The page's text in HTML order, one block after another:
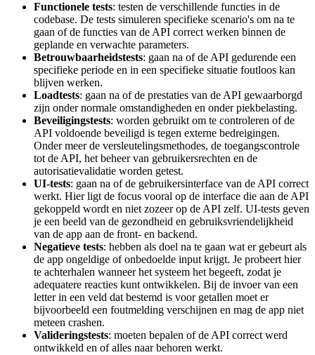
Functionele tests: testen de verschillende functies in de
codebase. De tests simuleren specifieke scenario's om na te
gaan of de functies van de API correct werken binnen de
geplande en verwachte parameters.
Betrouwbaarheidstests: gaan na of de API gedurende een
specifieke periode en in een specifieke situatie foutloos kan
blijven werken.
Loadtests: gaan na of de prestaties van de API gewaarborgd
zijn onder normale omstandigheden en onder piekbelasting.
Beveiligingstests: worden gebruikt om te controleren of de
API voldoende beveiligd is tegen externe bedreigingen.
Onder meer de versleutelingsmethodes, de toegangscontrole
tot de API, het beheer van gebruikersrechten en de
autorisatievalidatie worden getest.
UI-tests: gaan na of de gebruikersinterface van de API correct
werkt. Hier ligt de focus vooral op de interface die aan de API
gekoppeld wordt en niet zozeer op de API zelf. UI-tests geven
je een beeld van de gezondheid en gebruiksvriendelijkheid
van de app aan de front- en backend.
Negatieve tests: hebben als doel na te gaan wat er gebeurt als
de app ongeldige of onbedoelde input krijgt. Je probeert hier
te achterhalen wanneer het systeem het begeeft, zodat je
adequatere reacties kunt ontwikkelen. Bij de invoer van een
letter in een veld dat bestemd is voor getallen moet er
bijvoorbeeld een foutmelding verschijnen en mag de app niet
meteen crashen.
Valideringstests: moeten bepalen of de API correct werd
ontwikkeld en of alles naar behoren werkt.